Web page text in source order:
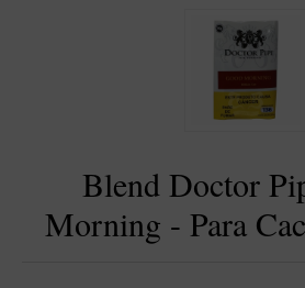
Doctor Pipe
Geróss
Blend Doctor
Morning - Para